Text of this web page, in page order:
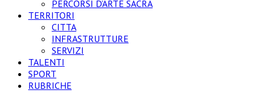
PERCORSI D’ARTE SACRA
TERRITORI
CITTA
INFRASTRUTTURE
SERVIZI
TALENTI
SPORT
RUBRICHE